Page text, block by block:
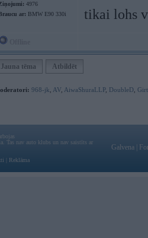
4976
ar: BMW E90 330i tikai lohs
Jauna tēma Atbildēt
968-jk AV AiwaShuraLLP, DoubleD
Tas nav auto klubs un nav saistīts ar
Reklāma
Galvena